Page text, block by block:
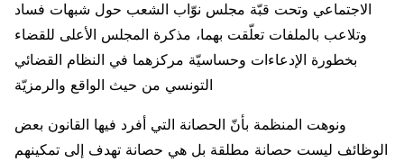
الاجتماعي وتحت قبّة مجلس نوّاب الشعب حول شبهات فساد
وتلاعب بالملفات تعلّقت بهما، مذكرة المجلس الأعلى للقضاء
بخطورة الإدعاءات وحساسيّة مركزهما في النظام القضائي
التونسي من حيث الواقع والرمزيّة
ونوهت المنظمة بأنّ الحصانة التي أفرد فيها القانون بعض
الوظائف ليست حصانة مطلقة بل هي حصانة تهدف إلى تمكينهم